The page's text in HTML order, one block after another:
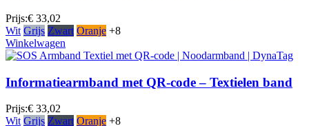
Prijs:€ 33,02
Wit Grijs Zwart Oranje +8
Winkelwagen
Informatiearmband met QR-code – Textielen band
Prijs:€ 33,02
Wit Grijs Zwart Oranje +8